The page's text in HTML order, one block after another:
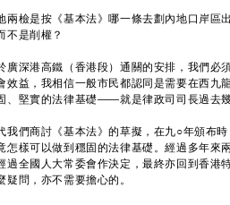
兩檢是按《基本法》哪一條去劃內地口岸區
不是削權？
廣深港高鐵（香港段）通關的安排，我們必
效益，我相信一般市民都認同是需要在西九
、堅實的法律基礎——就是律政司司長過去
們商討《基本法》的草擬，在九○年頒布時
怎樣可以做到穩固的法律基礎。經過多年來
過全國人大常委會作決定，最終亦回到香港
問，亦不需要擔心的。